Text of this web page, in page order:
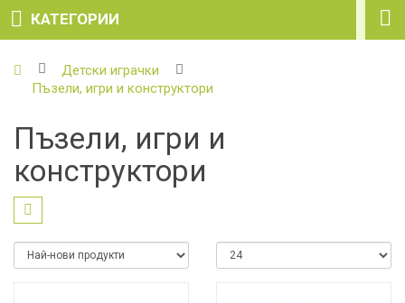
КАТЕГОРИИ
Детски играчки
Пъзели, игри и конструктори
Пъзели, игри и
конструктори